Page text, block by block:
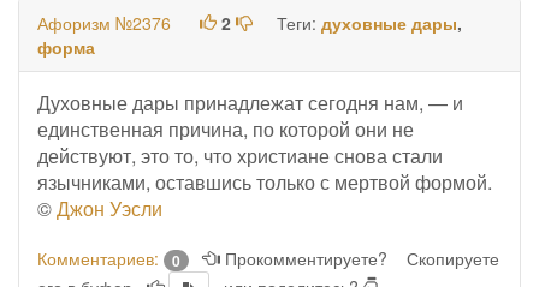
Афоризм №2376 2 Теги: духовные дары,
форма
Духовные дары принадлежат сегодня нам, — и
единственная причина, по которой они не
действуют, это то, что христиане снова стали
язычниками, оставшись только с мертвой формой.
©Джон Уэсли
Комментариев: 0 Прокомментируете?
Скопируете